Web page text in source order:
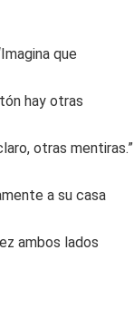
que
hay otras
otras mentiras.”
a su casa
ambos lados